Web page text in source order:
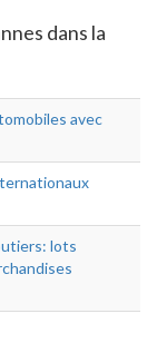
dans la
avec
lots